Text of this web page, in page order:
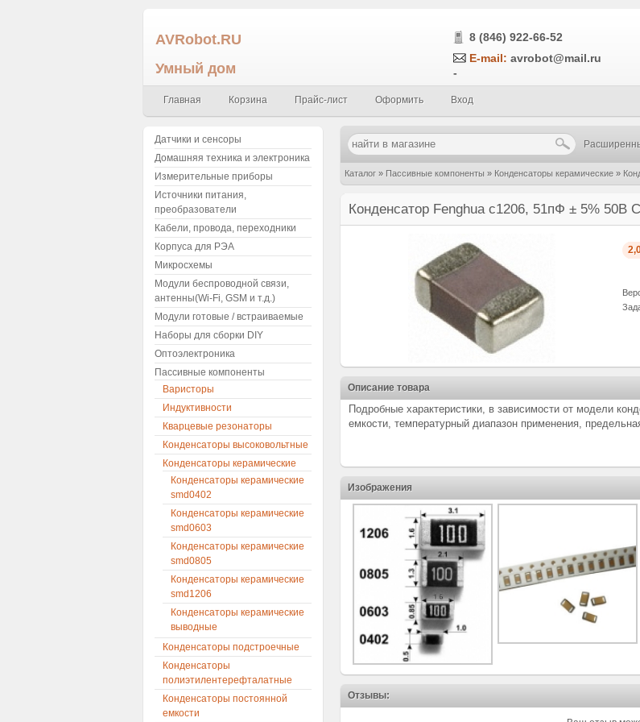
AVRobot.RU
Умный дом
8 (846) 922-66-52
E-mail: avrobot@mail.ru
-
Главная Корзина Прайс-лист Оформить Вход
Каталог » Пассивные компоненты » Конденсаторы керамические »
Конденсатор Fenghua c1206, 51пФ ± 5% 50В
Описание товара
Подробные характеристики, в зависимости от модели
емкости, температурный диапазон применения,
Изображения
Отзывы:
Датчики и сенсоры
Домашняя техника и электроника
Измерительные приборы
Источники питания,
преобразователи
Кабели, провода, переходники
Корпуса для РЭА
Микросхемы
Модули беспроводной связи,
антенны(Wi-Fi, GSM и т.д.)
Модули готовые / встраиваемые
Наборы для сборки DIY
Оптоэлектроника
Пассивные компоненты
Варисторы
Индуктивности
Кварцевые резонаторы
Конденсаторы высоковольтные
Конденсаторы керамические
Конденсаторы керамические
smd0402
Конденсаторы керамические
smd0603
Конденсаторы керамические
smd0805
Конденсаторы керамические
smd1206
Конденсаторы керамические
выводные
Конденсаторы подстроечные
Конденсаторы
полиэтилентерефталатные
Конденсаторы постоянной
емкости